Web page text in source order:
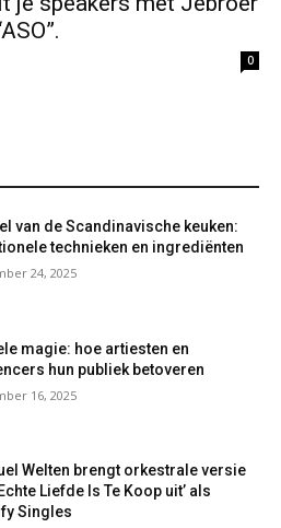
0
van de Scandinavische keuken:
technieken en ingrediënten
24, 2025
magie: hoe artiesten en
hun publiek betoveren
16, 2025
Welten brengt orkestrale versie
Liefde Is Te Koop uit’ als
Singles